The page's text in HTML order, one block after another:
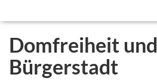
Domfreiheit und
Bürgerstadt